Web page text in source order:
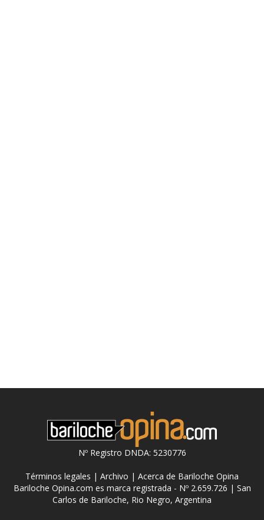
Nº Registro DNDA: 5230776
Términos legales | Archivo | Acerca de Bariloche Opina
Bariloche Opina.com es marca registrada - Nº 2.659.726 | San
Carlos de Bariloche, Rio Negro, Argentina